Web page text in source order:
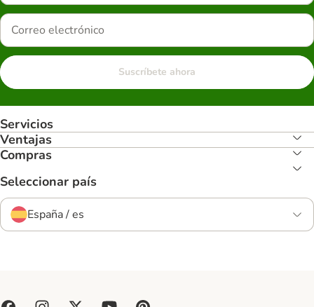
Suscríbete ahora
Servicios
Ventajas
Compras
Seleccionar país
España / es